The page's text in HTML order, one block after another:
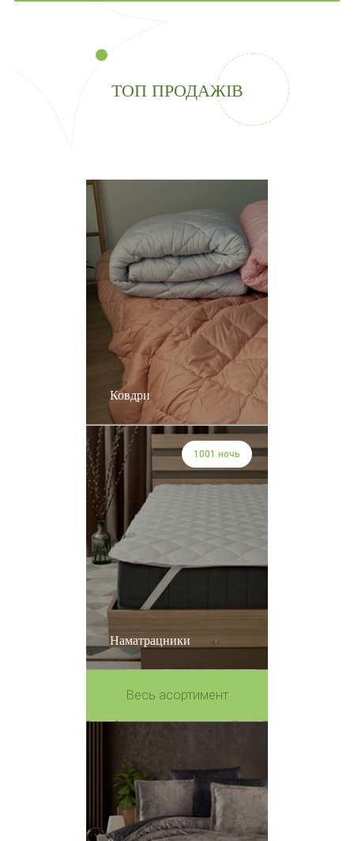
ТОП ПРОДАЖІВ
Ковдри
Наматрацники
1001 ночь
Весь асортимент